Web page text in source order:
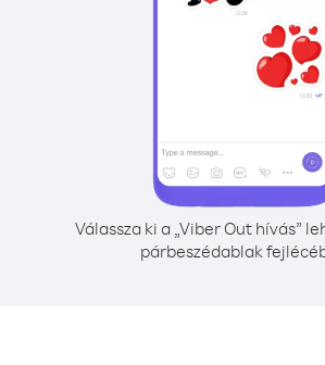
Válassza ki a „Viber Out hívás”
párbeszédablak